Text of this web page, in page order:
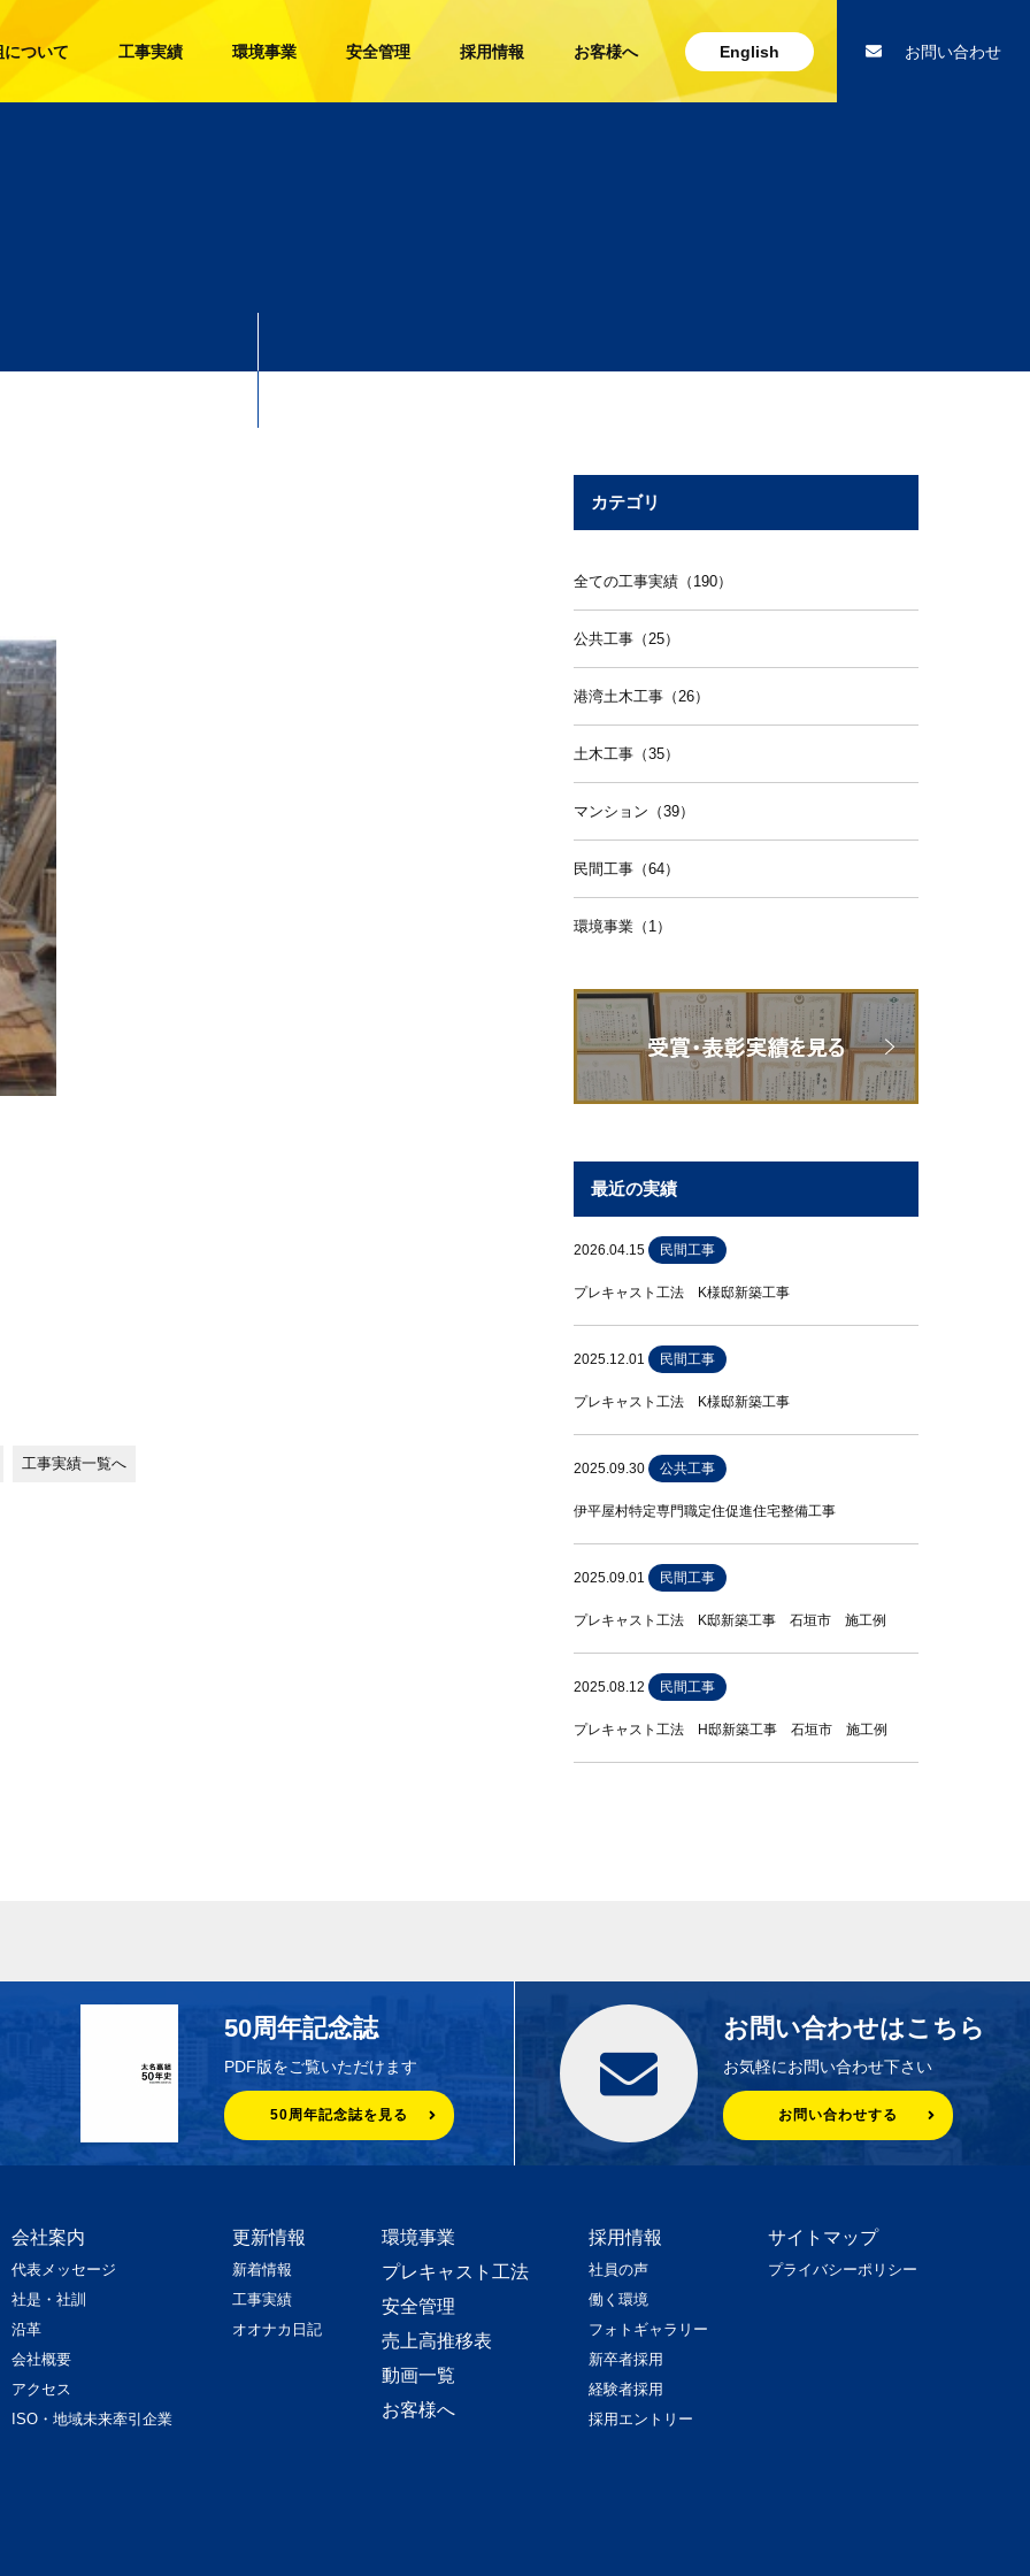
ついて 工事実績 環境事業 安全管理 採用情報 お客様へ English お問い合わせ
工事実績一覧へ
カテゴリ
全ての工事実績（190）
公共工事（25）
港湾土木工事（26）
土木工事（35）
マンション（39）
民間工事（64）
環境事業（1）
最近の実績
2026.04.15 民間工事
プレキャスト工法 K様邸新築工事
2025.12.01 民間工事
プレキャスト工法 K様邸新築工事
2025.09.30 公共工事
伊平屋村特定専門職定住促進住宅整備工事
2025.09.01 民間工事
プレキャスト工法 K邸新築工事 石垣市 施工例
2025.08.12 民間工事
プレキャスト工法 H邸新築工事 石垣市 施工例
50周年記念誌
PDF版をご覧いただけます
50周年記念誌を見る
お問い合わせはこちら
お気軽にお問い合わせ下さい
お問い合わせする
会社案内
代表メッセージ
社是・社訓
沿革
会社概要
アクセス
ISO・地域未来牽引企業
更新情報
新着情報
工事実績
オオナカ日記
環境事業
プレキャスト工法
安全管理
売上高推移表
動画一覧
お客様へ
採用情報
社員の声
働く環境
フォトギャラリー
新卒者採用
経験者採用
採用エントリー
サイトマップ
プライバシーポリシー